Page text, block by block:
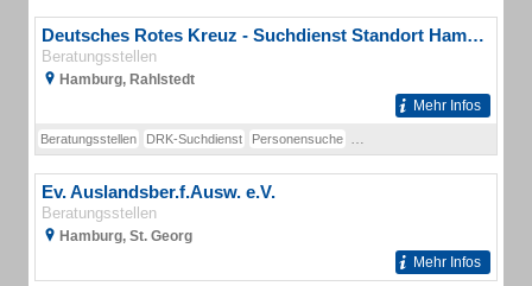
Deutsches Rotes Kreuz - Suchdienst Standort Hamburg Generalsekretariat
Beratungsstellen
Hamburg, Rahlstedt
Mehr Infos
Beratungsstellen DRK-Suchdienst Personensuche
Ev. Auslandsber.f.Ausw. e.V.
Beratungsstellen
Hamburg, St. Georg
Mehr Infos